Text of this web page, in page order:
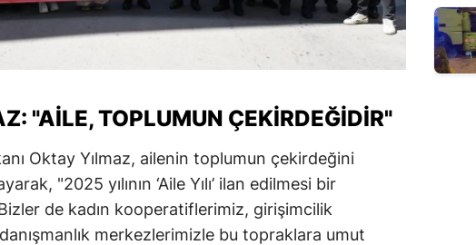
"AILE, TOPLUMUN ÇEKIRDEĞIDIR"
Oktay Yılmaz, ailenin toplumun çekirdeğini
"2025 yılının ‘Aile Yılı’ ilan edilmesi bir
de kadın kooperatiflerimiz, girişimcilik
merkezlerimizle bu topraklara umut